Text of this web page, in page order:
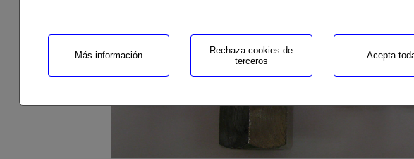
Más información
Rechaza cookies de
terceros
Acepta